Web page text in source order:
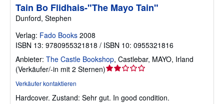
Tain Bo Flidhais-"The Mayo Tain"
Dunford, Stephen
Verlag: Fado Books 2008
ISBN 13: 9780955321818 / ISBN 10: 0955321816
Anbieter: The Castle Bookshop, Castlebar, MAYO, Irland
(Verkäufer/-in mit 2 Sternen)Verkäuferbewertung
5
Verkäufer kontaktieren
Hardcover. Zustand: Sehr gut. In good condition.